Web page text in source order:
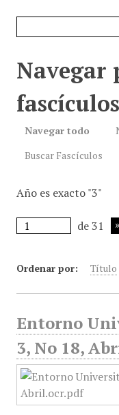
Navegar
Navegar todo
Buscar Fascículos
Año es exacto "3"
de 31
Ordenar por: Título
Entorno
3, No 18,